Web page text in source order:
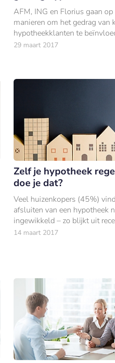
AFM, ING en Florius gaan op
manieren om het gedrag van
hypotheekklanten te
gaat hierbij om oplossingen
29 maart 2017
Zelf je hypotheek
doe je dat?
Veel huizenkopers (45%)
afsluiten van een hypotheek
ingewikkeld – zo blijkt uit
onderzoek van MoneYou. Een
14 maart 2017